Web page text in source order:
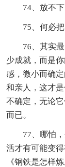
74、放不下
75、何必把
76、其实最
少成就，而是
感，微小而确
和亲人，这才
不确定，无论
而已。
77、哪怕，
活才有可能变
《钢铁是怎样炼